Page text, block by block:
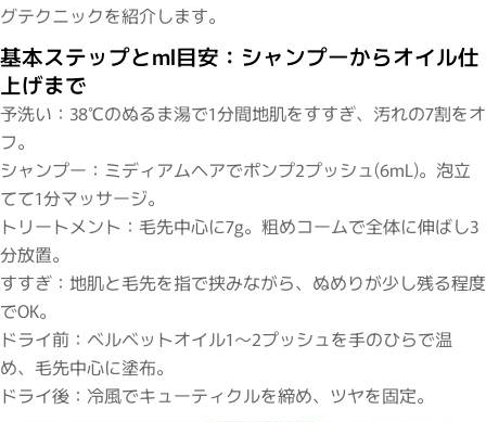
グテクニックを紹介します。
基本ステップとml目安：シャンプーからオイル仕
上げまで
予洗い：38℃のぬるま湯で1分間地肌をすすぎ、汚れの7割をオ
フ。
シャンプー：ミディアムヘアでポンプ2プッシュ(6mL)。泡立
てて1分マッサージ。
トリートメント：毛先中心に7g。粗めコームで全体に伸ばし3
分放置。
すすぎ：地肌と毛先を指で挟みながら、ぬめりが少し残る程度
でOK。
ドライ前：ベルベットオイル1〜2プッシュを手のひらで温
め、毛先中心に塗布。
ドライ後：冷風でキューティクルを締め、ツヤを固定。